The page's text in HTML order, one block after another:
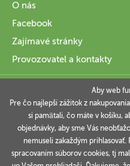
O nás
Facebook
Zajímavé stránky
Provozovatel a kontakty
INFORMACE
VAŠE OBJEDNÁVKY
Aby web
Pre čo najlepší zážitok z
si pamätali, čo máte v košíku,
objednávky, aby sme Vás
nemuseli zakaždým
spracovaním súborov cookies, tj